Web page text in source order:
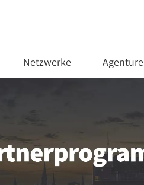
Netzwerke